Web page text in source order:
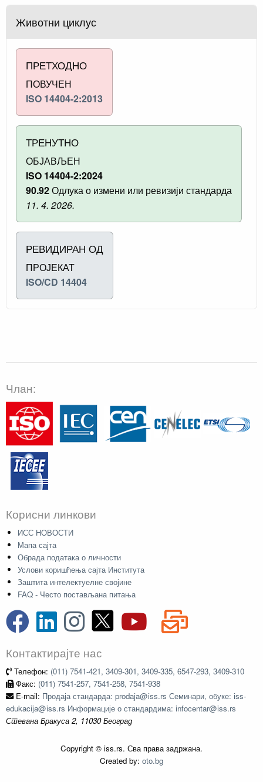
Животни циклус
ПРЕТХОДНО
ПОВУЧЕН
ISO 14404-2:2013
ТРЕНУТНО
ОБЈАВЉЕН
ISO 14404-2:2024
90.92Одлука о измени или ревизији стандарда
11. 4. 2026.
РЕВИДИРАН ОД
ПРОЈЕКАТ
ISO/CD 14404
Члан:
Корисни линкови
ИСС НОВОСТИ
Мапа сајта
Обрада података о личности
Услови коришћења сајта Института
Заштита интелектуелне својине
FAQ - Често постављана питања
Контактирајте нас
Телефон: (011) 7541-421, 3409-301, 3409-335, 6547-293, 3409-310
Факс: (011) 7541-257, 7541-258, 7541-938
E-mail: Продаја стандарда: prodaja@iss.rs Семинари, обуке: iss-
edukacija@iss.rs Информације о стандардима: infocentar@iss.rs
Стевана Бракуса 2, 11030 Београд
Copyright © iss.rs. Сва права задржана.
Created by: oto.bg